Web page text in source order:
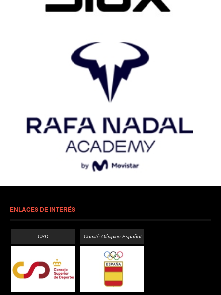
ENLACES DE INTERÉS
CSD Comité Olímpico Español